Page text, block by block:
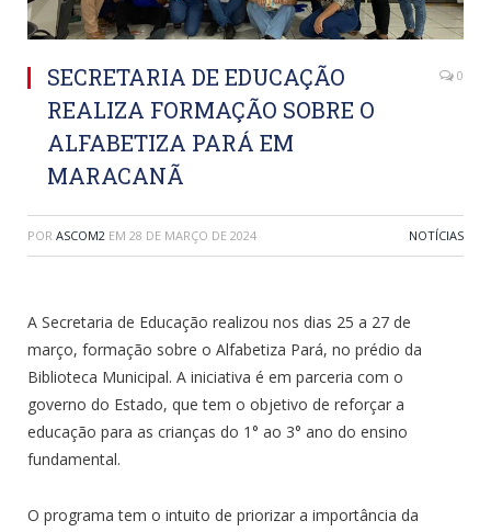
SECRETARIA DE EDUCAÇÃO
REALIZA FORMAÇÃO SOBRE O
ALFABETIZA PARÁ EM
MARACANÃ
0
POR ASCOM2 EM 28 DE MARÇO DE 2024 NOTÍCIAS
A Secretaria de Educação realizou nos dias 25 a 27 de
março, formação sobre o Alfabetiza Pará, no prédio da
Biblioteca Municipal. A iniciativa é em parceria com o
governo do Estado, que tem o objetivo de reforçar a
educação para as crianças do 1° ao 3° ano do ensino
fundamental.
O programa tem o intuito de priorizar a importância da